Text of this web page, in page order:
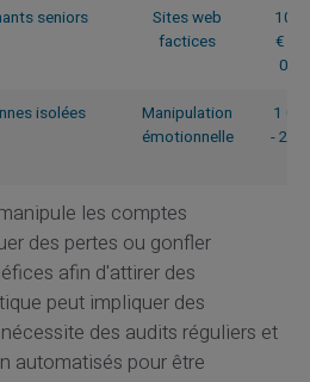
seniors
Sites web
factices
10
€ -
isolées
Manipulation
émotionnelle
1
- 20
les comptes
des pertes ou gonfler
afin d'attirer des
peut impliquer des
des audits réguliers et
automatisés pour être